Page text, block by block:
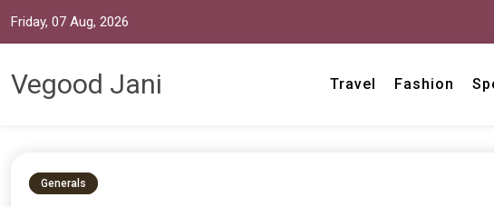
Friday, 07 Aug, 2026
Vegood Jani Travel Fashion
Generals